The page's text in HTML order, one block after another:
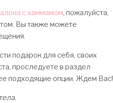
с хаммамом, пожалуйста,
Вы также можете
подарок для себя, своих
проследуете в раздел
подходящие опции. Ждем Вас!